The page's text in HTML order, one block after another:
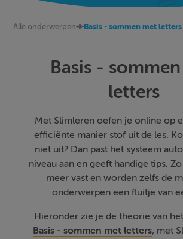
Alle onderwerpen Basis - sommen met letters
Basis -
letters
Met Slimleren oefen je online op
efficiënte manier stof uit de les.
niet uit? Dan past het systeem
niveau aan en geeft handige tips.
meer vast en worden zelfs de
onderwerpen een fluitje van
Hieronder zie je de theorie van
Basis - sommen met letters, met